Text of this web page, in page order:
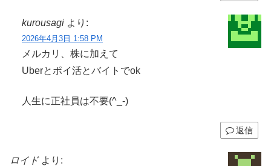
kurousagi より:
2026年4月3日 1:58 PM
メルカリ、株に加えて
Uberとポイ活とバイトでok
人生に正社員は不要(^_-)
返信
ロイド より: